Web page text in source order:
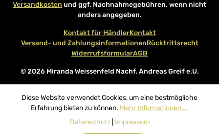
Versandkosten und ggf. Nachnahmegebühren, wenn nicht
anders angegeben.
© 2026 Miranda Weissenfeld Nachf. Andreas Greif e.U.
Kontakt für HändlerKontakt
Versand- und ZahlungsinformationenRücktrittsrecht
WiderrufsformularAGB
Diese Website verwendet Cookies, um eine bestmögliche
Erfahrung bieten zu können. Mehr Informationen ...
Datenschutz| Impressum